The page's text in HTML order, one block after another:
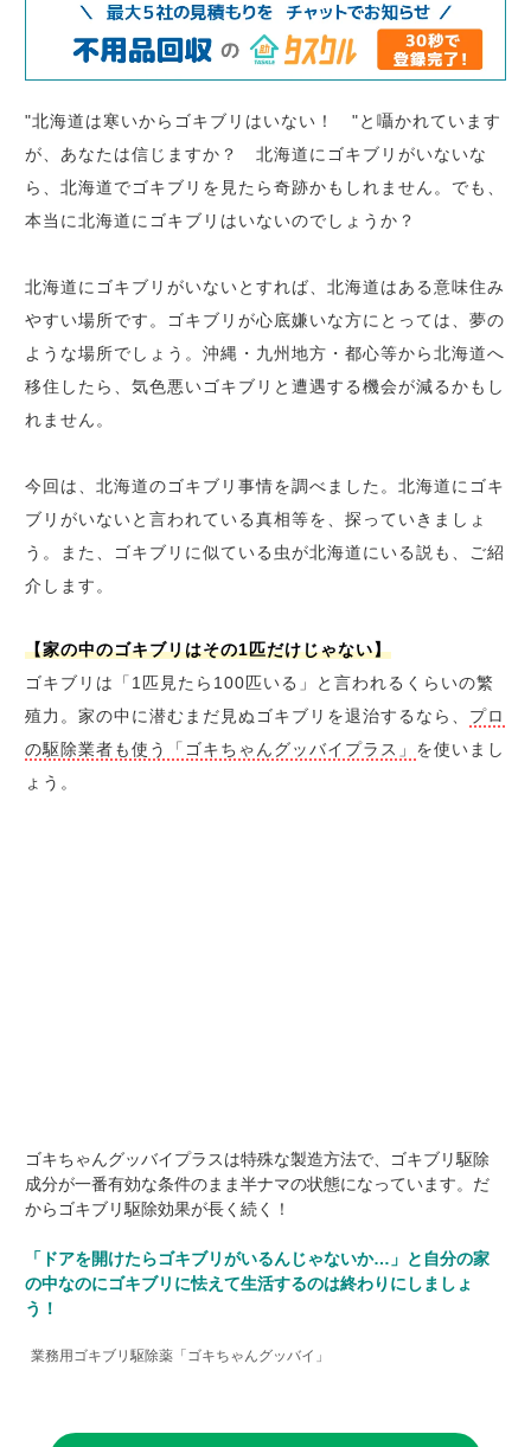
"北海道は寒いからゴキブリはいない！ "と囁かれています
が、あなたは信じますか？ 北海道にゴキブリがいないな
ら、北海道でゴキブリを見たら奇跡かもしれません。でも、
本当に北海道にゴキブリはいないのでしょうか？
北海道にゴキブリがいないとすれば、北海道はある意味住み
やすい場所です。ゴキブリが心底嫌いな方にとっては、夢の
ような場所でしょう。沖縄・九州地方・都心等から北海道へ
移住したら、気色悪いゴキブリと遭遇する機会が減るかもし
れません。
今回は、北海道のゴキブリ事情を調べました。北海道にゴキ
ブリがいないと言われている真相等を、探っていきましょ
う。また、ゴキブリに似ている虫が北海道にいる説も、ご紹
介します。
【家の中のゴキブリはその1匹だけじゃない】
ゴキブリは「1匹見たら100匹いる」と言われるくらいの繁
殖力。家の中に潜むまだ見ぬゴキブリを退治するなら、 プロ
の駆除業者も使う「ゴキちゃんグッバイプラス」 を使いまし
ょう。
ゴキちゃんグッバイプラスは特殊な製造方法で、ゴキブリ駆除
成分が一番有効な条件のまま半ナマの状態になっています。だ
からゴキブリ駆除効果が長く続く！
「ドアを開けたらゴキブリがいるんじゃないか…」と自分の家
の中なのにゴキブリに怯えて生活するのは終わりにしましょ
う！
業務用ゴキブリ駆除薬「ゴキちゃんグッバイ」